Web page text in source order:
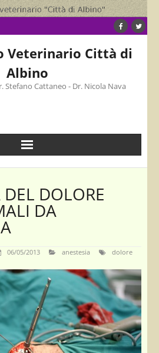
Veterinario Città di
Albino
Stefano Cattaneo - Dr. Nicola Nava
DOLORE
DA
06/05/2013 anestesia dolore